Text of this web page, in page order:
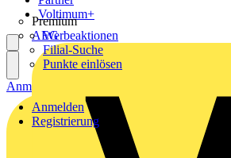
Premium
AEG
Voltimum+
Werbeaktionen
Filial-Suche
Punkte einlösen
Anmelden
Registrierung
Anmelden